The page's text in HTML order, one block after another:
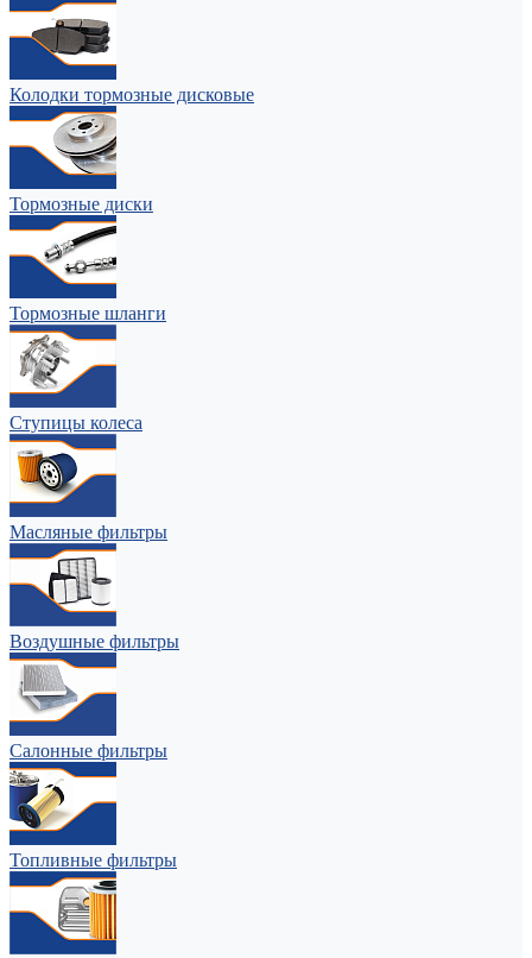
Колодки тормозные дисковые
Тормозные диски
Тормозные шланги
Ступицы колеса
Масляные фильтры
Воздушные фильтры
Салонные фильтры
Топливные фильтры